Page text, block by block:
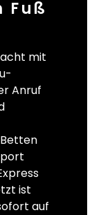
Fuß
mit
Anruf
ist
auf